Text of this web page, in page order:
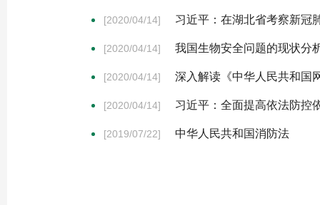
[2020/04/14] 习近平：在湖北省考察新冠
[2020/04/14] 我国生物安全问题的现状分
[2020/04/14] 深入解读《中华人民共和国
[2020/04/14] 习近平：全面提高依法防控
[2019/07/22] 中华人民共和国消防法